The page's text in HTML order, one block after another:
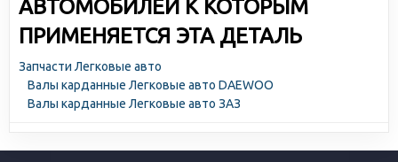
АВТОМОБИЛЕЙ К КОТОРЫМ
ПРИМЕНЯЕТСЯ ЭТА ДЕТАЛЬ
Запчасти Легковые авто
Валы карданные Легковые авто DAEWOO
Валы карданные Легковые авто ЗАЗ